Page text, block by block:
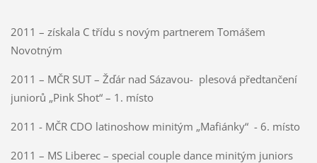
2011 – získala C třídu s novým partnerem Tomášem
Novotným
2011 – MČR SUT – Žďár nad Sázavou- plesová předtančení
juniorů „Pink Shot“ – 1. místo
2011 - MČR CDO latinoshow minitým „Mafiánky“ - 6. místo
2011 – MS Liberec – special couple dance minitým juniors